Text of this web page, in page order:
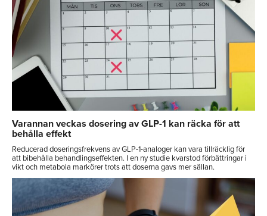
Varannan veckas dosering av GLP-1 kan räcka för att
behålla effekt
Reducerad doseringsfrekvens av GLP-1-analoger kan vara tillräcklig för
att bibehålla behandlingseffekten. I en ny studie kvarstod förbättringar i
vikt och metabola markörer trots att doserna gavs mer sällan.